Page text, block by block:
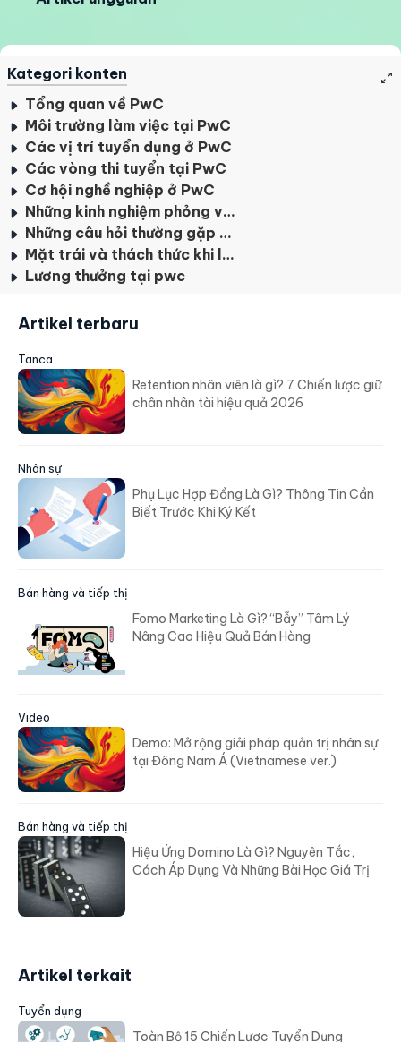
Kategori konten
Tổng quan về PwC
Môi trường làm việc tại PwC
Các vị trí tuyển dụng ở PwC
Các vòng thi tuyển tại PwC
Cơ hội nghề nghiệp ở PwC
Những kinh nghiệm phỏng vấn PwC
Những câu hỏi thường gặp khi tham gia tuyển dụng tại PwC
Mặt trái và thách thức khi làm việc tại PwC
Lương thưởng tại pwc
Artikel terbaru
Tanca
Retention nhân viên là gì? 7 Chiến lược giữ
chân nhân tài hiệu quả 2026
Nhân sự
Phụ Lục Hợp Đồng Là Gì? Thông Tin Cần
Biết Trước Khi Ký Kết
Bán hàng và tiếp thị
Fomo Marketing Là Gì? “Bẫy” Tâm Lý
Nâng Cao Hiệu Quả Bán Hàng
Video
Demo: Mở rộng giải pháp quản trị nhân sự
tại Đông Nam Á (Vietnamese ver.)
Bán hàng và tiếp thị
Hiệu Ứng Domino Là Gì? Nguyên Tắc,
Cách Áp Dụng Và Những Bài Học Giá Trị
Artikel terkait
Tuyển dụng
Toàn Bộ 15 Chiến Lược Tuyển Dụng